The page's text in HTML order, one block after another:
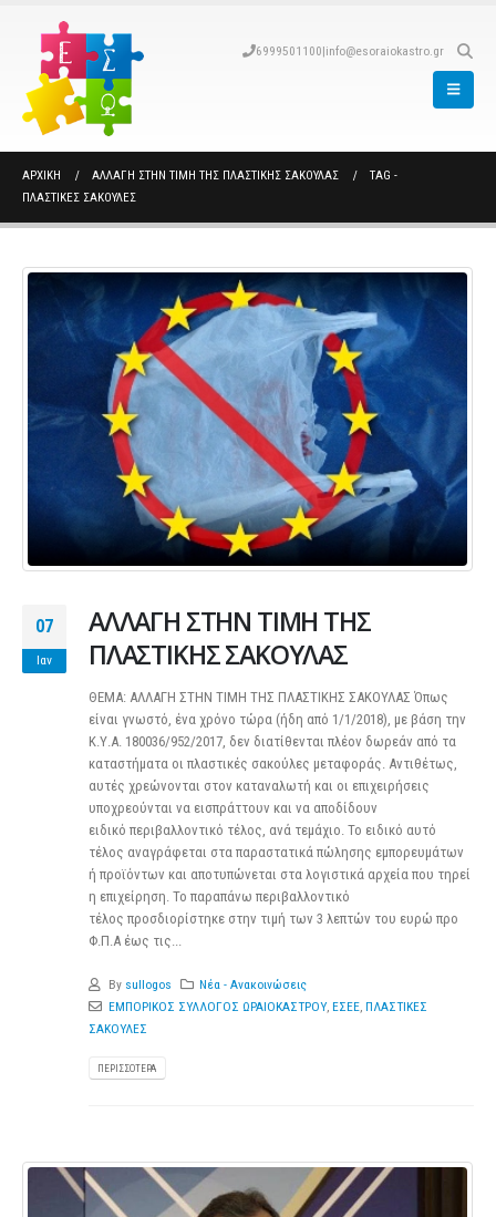
6999501100|info@esoraiokastro.gr
ΑΡΧΙΚΉ ΑΛΛΑΓΗ ΣΤΗΝ ΤΙΜΗ ΤΗΣ ΠΛΑΣΤΙΚΗΣ ΣΑΚΟΥΛΑΣ
TAG -
ΠΛΑΣΤΙΚΕΣ ΣΑΚΟΥΛΕΣ
07
Ιαν
ΑΛΛΑΓΗ ΣΤΗΝ ΤΙΜΗ ΤΗΣ
ΠΛΑΣΤΙΚΗΣ ΣΑΚΟΥΛΑΣ
ΘΕΜΑ: ΑΛΛΑΓΗ ΣΤΗΝ ΤΙΜΗ ΤΗΣ ΠΛΑΣΤΙΚΗΣ ΣΑΚΟΥΛΑΣ Όπως
είναι γνωστό, ένα χρόνο τώρα (ήδη από 1/1/2018), με βάση την
Κ.Υ.Α. 180036/952/2017, δεν διατίθενται πλέον δωρεάν από τα
καταστήματα οι πλαστικές σακούλες μεταφοράς. Αντιθέτως,
αυτές χρεώνονται στον καταναλωτή και οι επιχειρήσεις
υποχρεούνται να εισπράττουν και να αποδίδουν
ειδικό περιβαλλοντικό τέλος, ανά τεμάχιο. Το ειδικό αυτό
τέλος αναγράφεται στα παραστατικά πώλησης εμπορευμάτων
ή προϊόντων και αποτυπώνεται στα λογιστικά αρχεία που τηρεί
η επιχείρηση. Το παραπάνω περιβαλλοντικό
τέλος προσδιορίστηκε στην τιμή των 3 λεπτών του ευρώ προ
Φ.Π.Α έως τις...
By sullogos
Νέα - Ανακοινώσεις
ΕΜΠΟΡΙΚΟΣ ΣΥΛΛΟΓΟΣ ΩΡΑΙΟΚΑΣΤΡΟΥ, ΕΣΕΕ, ΠΛΑΣΤΙΚΕΣ
ΣΑΚΟΥΛΕΣ
ΠΕΡΙΣΣΌΤΕΡΑ